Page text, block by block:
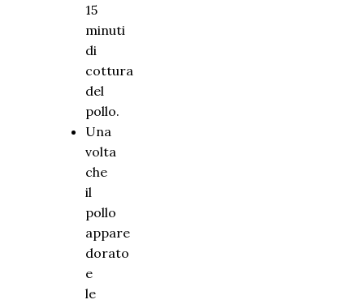
15
minuti
di
cottura
del
pollo.
Una
volta
che
il
pollo
appare
dorato
e
le